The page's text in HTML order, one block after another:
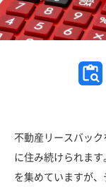
不動産リースバッ
に住み続けられま
を集めていますが、